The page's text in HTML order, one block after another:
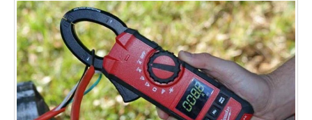
بانک، بیمه و سرمایه
مسکن و ساختمان